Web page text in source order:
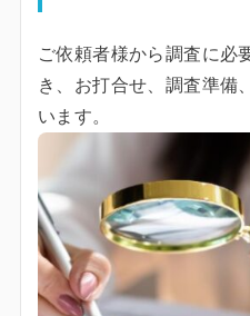
ご依頼者様から調査に必
き、お打合せ、調査準備
います。